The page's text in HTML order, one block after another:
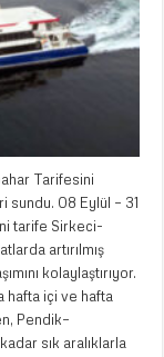
Tarifesini
sundu. 08 Eylül – 31
tarife Sirkeci-
artırılmış
kolaylaştırıyor.
hafta içi ve hafta
Pendik–
sık aralıklarla